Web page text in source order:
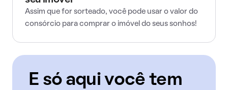
Assim que for sorteado, você pode usar o valor do
consórcio para comprar o imóvel do seus sonhos!
E só aqui você tem